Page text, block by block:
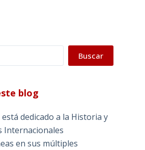
Buscar
blog
dedicado a la Historia y
Internacionales
en sus múltiples